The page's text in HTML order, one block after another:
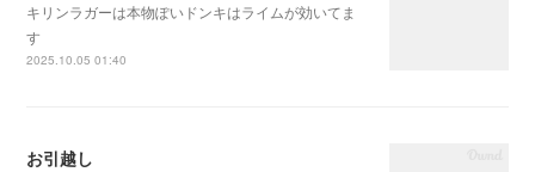
キリンラガーは本物ぽいドンキはライムが効いてま
す
2025.10.05 01:40
お引越し